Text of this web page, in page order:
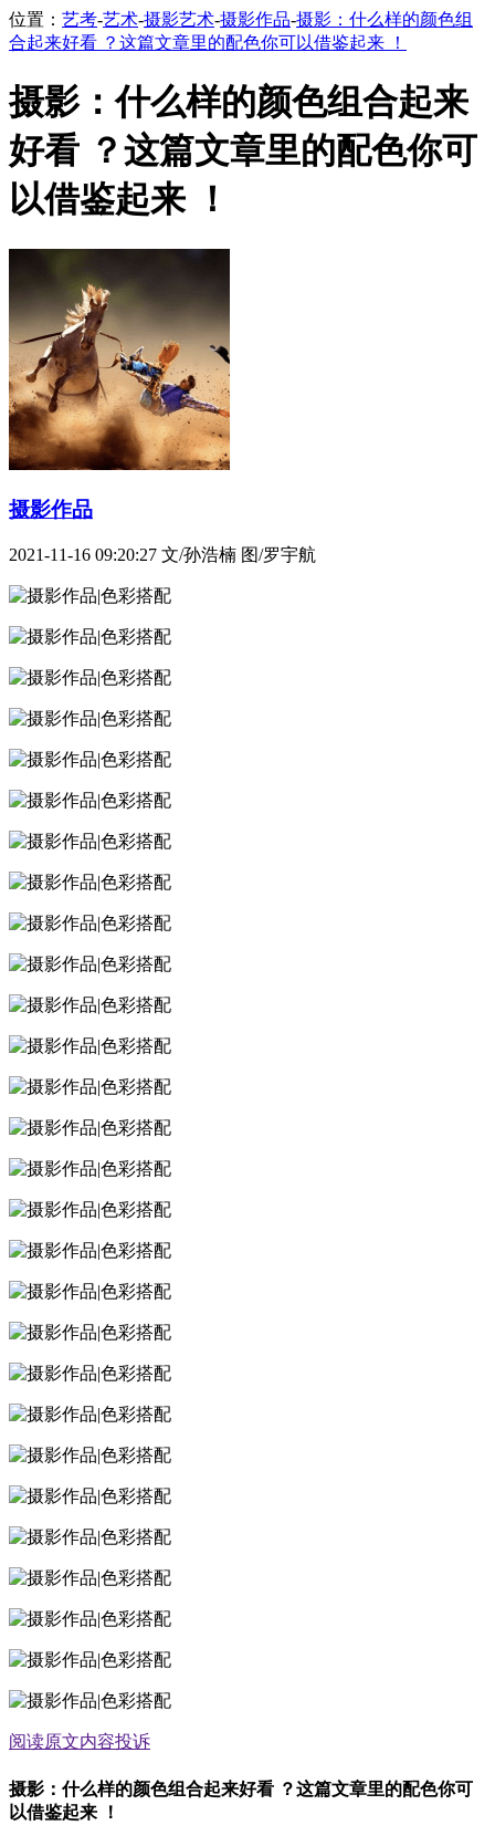
位置： 艺考-艺术-摄影艺术-摄影作品-摄影：什么样的颜色组
合起来好看 ？这篇文章里的配色你可以借鉴起来 ！
摄影：什么样的颜色组合起来
好看 ？这篇文章里的配色你可
以借鉴起来 ！
摄影作品
2021-11-16 09:20:27 文/孙浩楠 图/罗宇航
阅读原文内容投诉
摄影：什么样的颜色组合起来好看 ？这篇文章里的配色你可
以借鉴起来 ！